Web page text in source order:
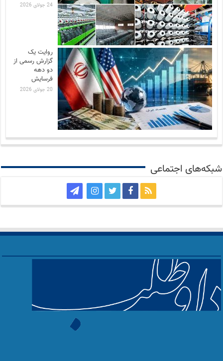
24 جولای 2026
روایت یک
گزارش رسمی از
دو دهه
فرسایش
20 جولای 2026
شبکه‌های اجتماعی